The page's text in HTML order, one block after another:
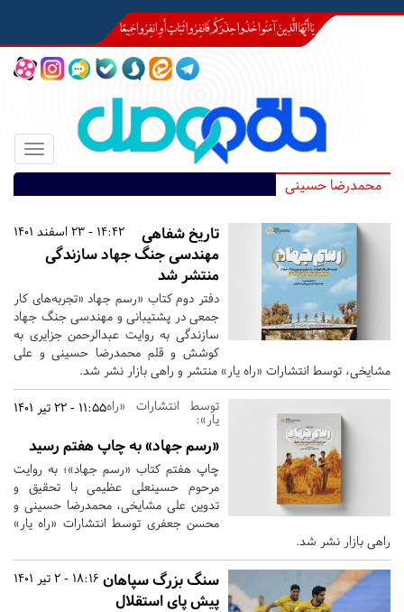
Toggle
محمدرضا حسینی
14:42 - 23 اسفند 1401
تاریخ شفاهی
مهندسی جنگ جهاد سازندگی
منتشر شد
دفتر دوم کتاب «رسم جهاد «تجربه‌های کار
جمعی در پشتیبانی‌ و مهندسی جنگ جهاد
سازندگی به روایت عبدالرحمن جزایری به
کوشش و قلم محمدرضا حسینی و علی
مشایخی، توسط انتشارات «راه یار» منتشر و راهی بازار نشر شد.
11:55 - 22 تیر 1401توسط انتشارات «راه
یار»:
«رسم جهاد» به چاپ هفتم رسید
چاپ هفتم کتاب «رسم جهاد»؛ به روایت
مرحوم حسینعلی عظیمی با تحقیق و
تدوین علی مشایخی، محمدرضا حسینی و
محسن جعفری توسط انتشارات «راه یار»
راهی بازار نشر شد.
18:16 - 2 تیر 1401 سنگ بزرگ سپاهان
پیش پای استقلال